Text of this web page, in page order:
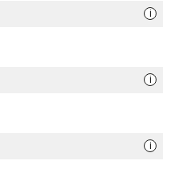
i
i
i